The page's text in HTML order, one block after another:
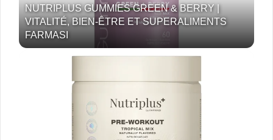
NUTRIPLUS GUMMIES GREEN & BERRY |
VITALITÉ, BIEN-ÊTRE ET SUPERALIMENTS
FARMASI